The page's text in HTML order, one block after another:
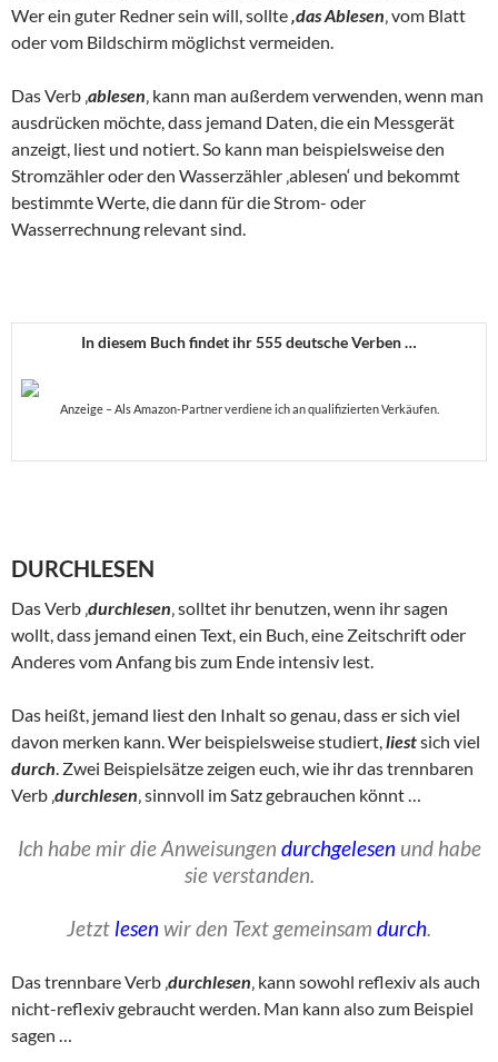
Wer ein guter Redner sein will, sollte ‚das Ablesen ‚ vom Blatt
oder vom Bildschirm möglichst vermeiden.
Das Verb ‚ ablesen ‚ kann man außerdem verwenden, wenn man
ausdrücken möchte, dass jemand Daten, die ein Messgerät
anzeigt, liest und notiert. So kann man beispielsweise den
Stromzähler oder den Wasserzähler ‚ablesen‘ und bekommt
bestimmte Werte, die dann für die Strom- oder
Wasserrechnung relevant sind.
In diesem Buch findet ihr 555 deutsche Verben …
Anzeige – Als Amazon-Partner verdiene ich an qualifizierten Verkäufen.
DURCHLESEN
Das Verb ‚ durchlesen ‚ solltet ihr benutzen, wenn ihr sagen
wollt, dass jemand einen Text, ein Buch, eine Zeitschrift oder
Anderes vom Anfang bis zum Ende intensiv lest.
Das heißt, jemand liest den Inhalt so genau, dass er sich viel
davon merken kann. Wer beispielsweise studiert, liestsich viel
durch . Zwei Beispielsätze zeigen euch, wie ihr das trennbaren
Verb ‚ durchlesen ‚ sinnvoll im Satz gebrauchen könnt …
Ich habe mir die Anweisungen durchgelesen und habe
sie verstanden.
Jetzt lesen wir den Text gemeinsam durch
Das trennbare Verb ‚ durchlesen ‚ kann sowohl reflexiv als auch
nicht-reflexiv gebraucht werden. Man kann also zum Beispiel
sagen …